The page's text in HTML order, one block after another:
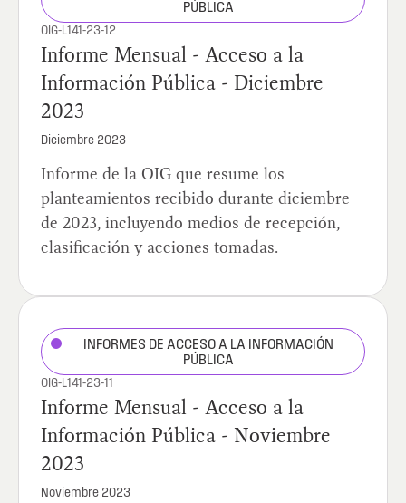
PÚBLICA
OIG-L141-23-12
Informe Mensual - Acceso a la
Información Pública - Diciembre
2023
Diciembre 2023
Informe de la OIG que resume los
planteamientos recibido durante diciembre
de 2023, incluyendo medios de recepción,
clasificación y acciones tomadas.
INFORMES DE ACCESO A LA INFORMACIÓN
PÚBLICA
OIG-L141-23-11
Informe Mensual - Acceso a la
Información Pública - Noviembre
2023
Noviembre 2023